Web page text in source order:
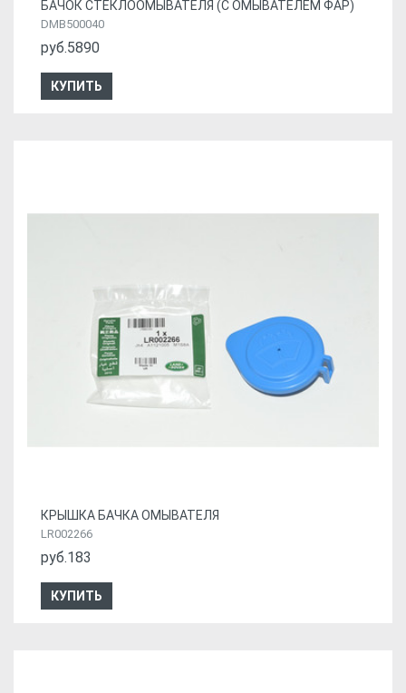
БАЧОК СТЕКЛООМЫВАТЕЛЯ (С ОМЫВАТЕЛЕМ ФАР)
DMB500040
руб.5890
КУПИТЬ
КРЫШКА БАЧКА ОМЫВАТЕЛЯ
LR002266
руб.183
КУПИТЬ